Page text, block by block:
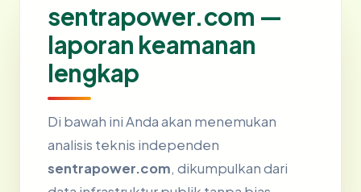
sentrapower.com —
laporan keamanan
lengkap
Di bawah ini Anda akan menemukan
analisis teknis independen
sentrapower.com, dikumpulkan dari